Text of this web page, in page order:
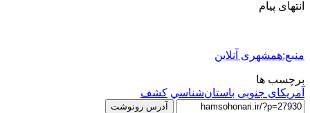
انتهای پیام
منبع:همشهری آنلاین
برچسب ها
آمریکای جنوبی باستان‌شناسي كشف
آدرس رونوشت